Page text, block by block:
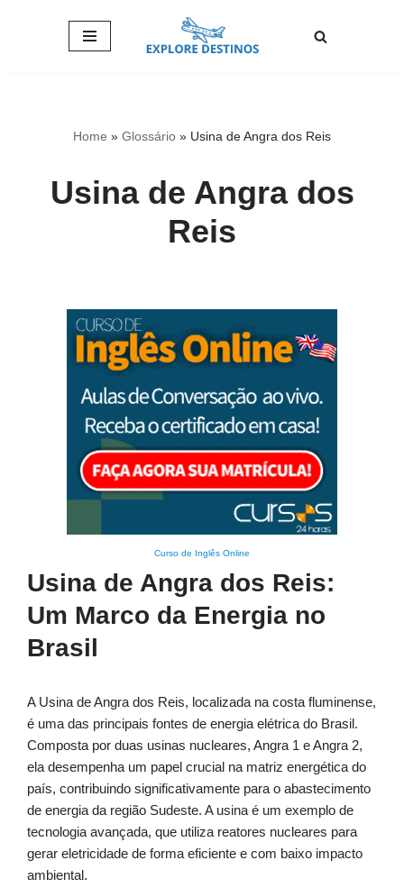
Home » Glossário » Usina de Angra dos Reis
Usina de Angra dos
Reis
Curso de Inglês Online
Usina de Angra dos Reis:
Um Marco da Energia no
Brasil
A Usina de Angra dos Reis, localizada na costa fluminense,
é uma das principais fontes de energia elétrica do Brasil.
Composta por duas usinas nucleares, Angra 1 e Angra 2,
ela desempenha um papel crucial na matriz energética do
país, contribuindo significativamente para o abastecimento
de energia da região Sudeste. A usina é um exemplo de
tecnologia avançada, que utiliza reatores nucleares para
gerar eletricidade de forma eficiente e com baixo impacto
ambiental.